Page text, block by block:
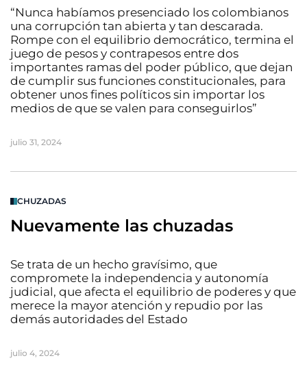
“Nunca habíamos presenciado los colombianos
una corrupción tan abierta y tan descarada.
Rompe con el equilibrio democrático, termina el
juego de pesos y contrapesos entre dos
importantes ramas del poder público, que dejan
de cumplir sus funciones constitucionales, para
obtener unos fines políticos sin importar los
medios de que se valen para conseguirlos”
julio 31, 2024
CHUZADAS
Nuevamente las chuzadas
Se trata de un hecho gravísimo, que
compromete la independencia y autonomía
judicial, que afecta el equilibrio de poderes y que
merece la mayor atención y repudio por las
demás autoridades del Estado
julio 4, 2024